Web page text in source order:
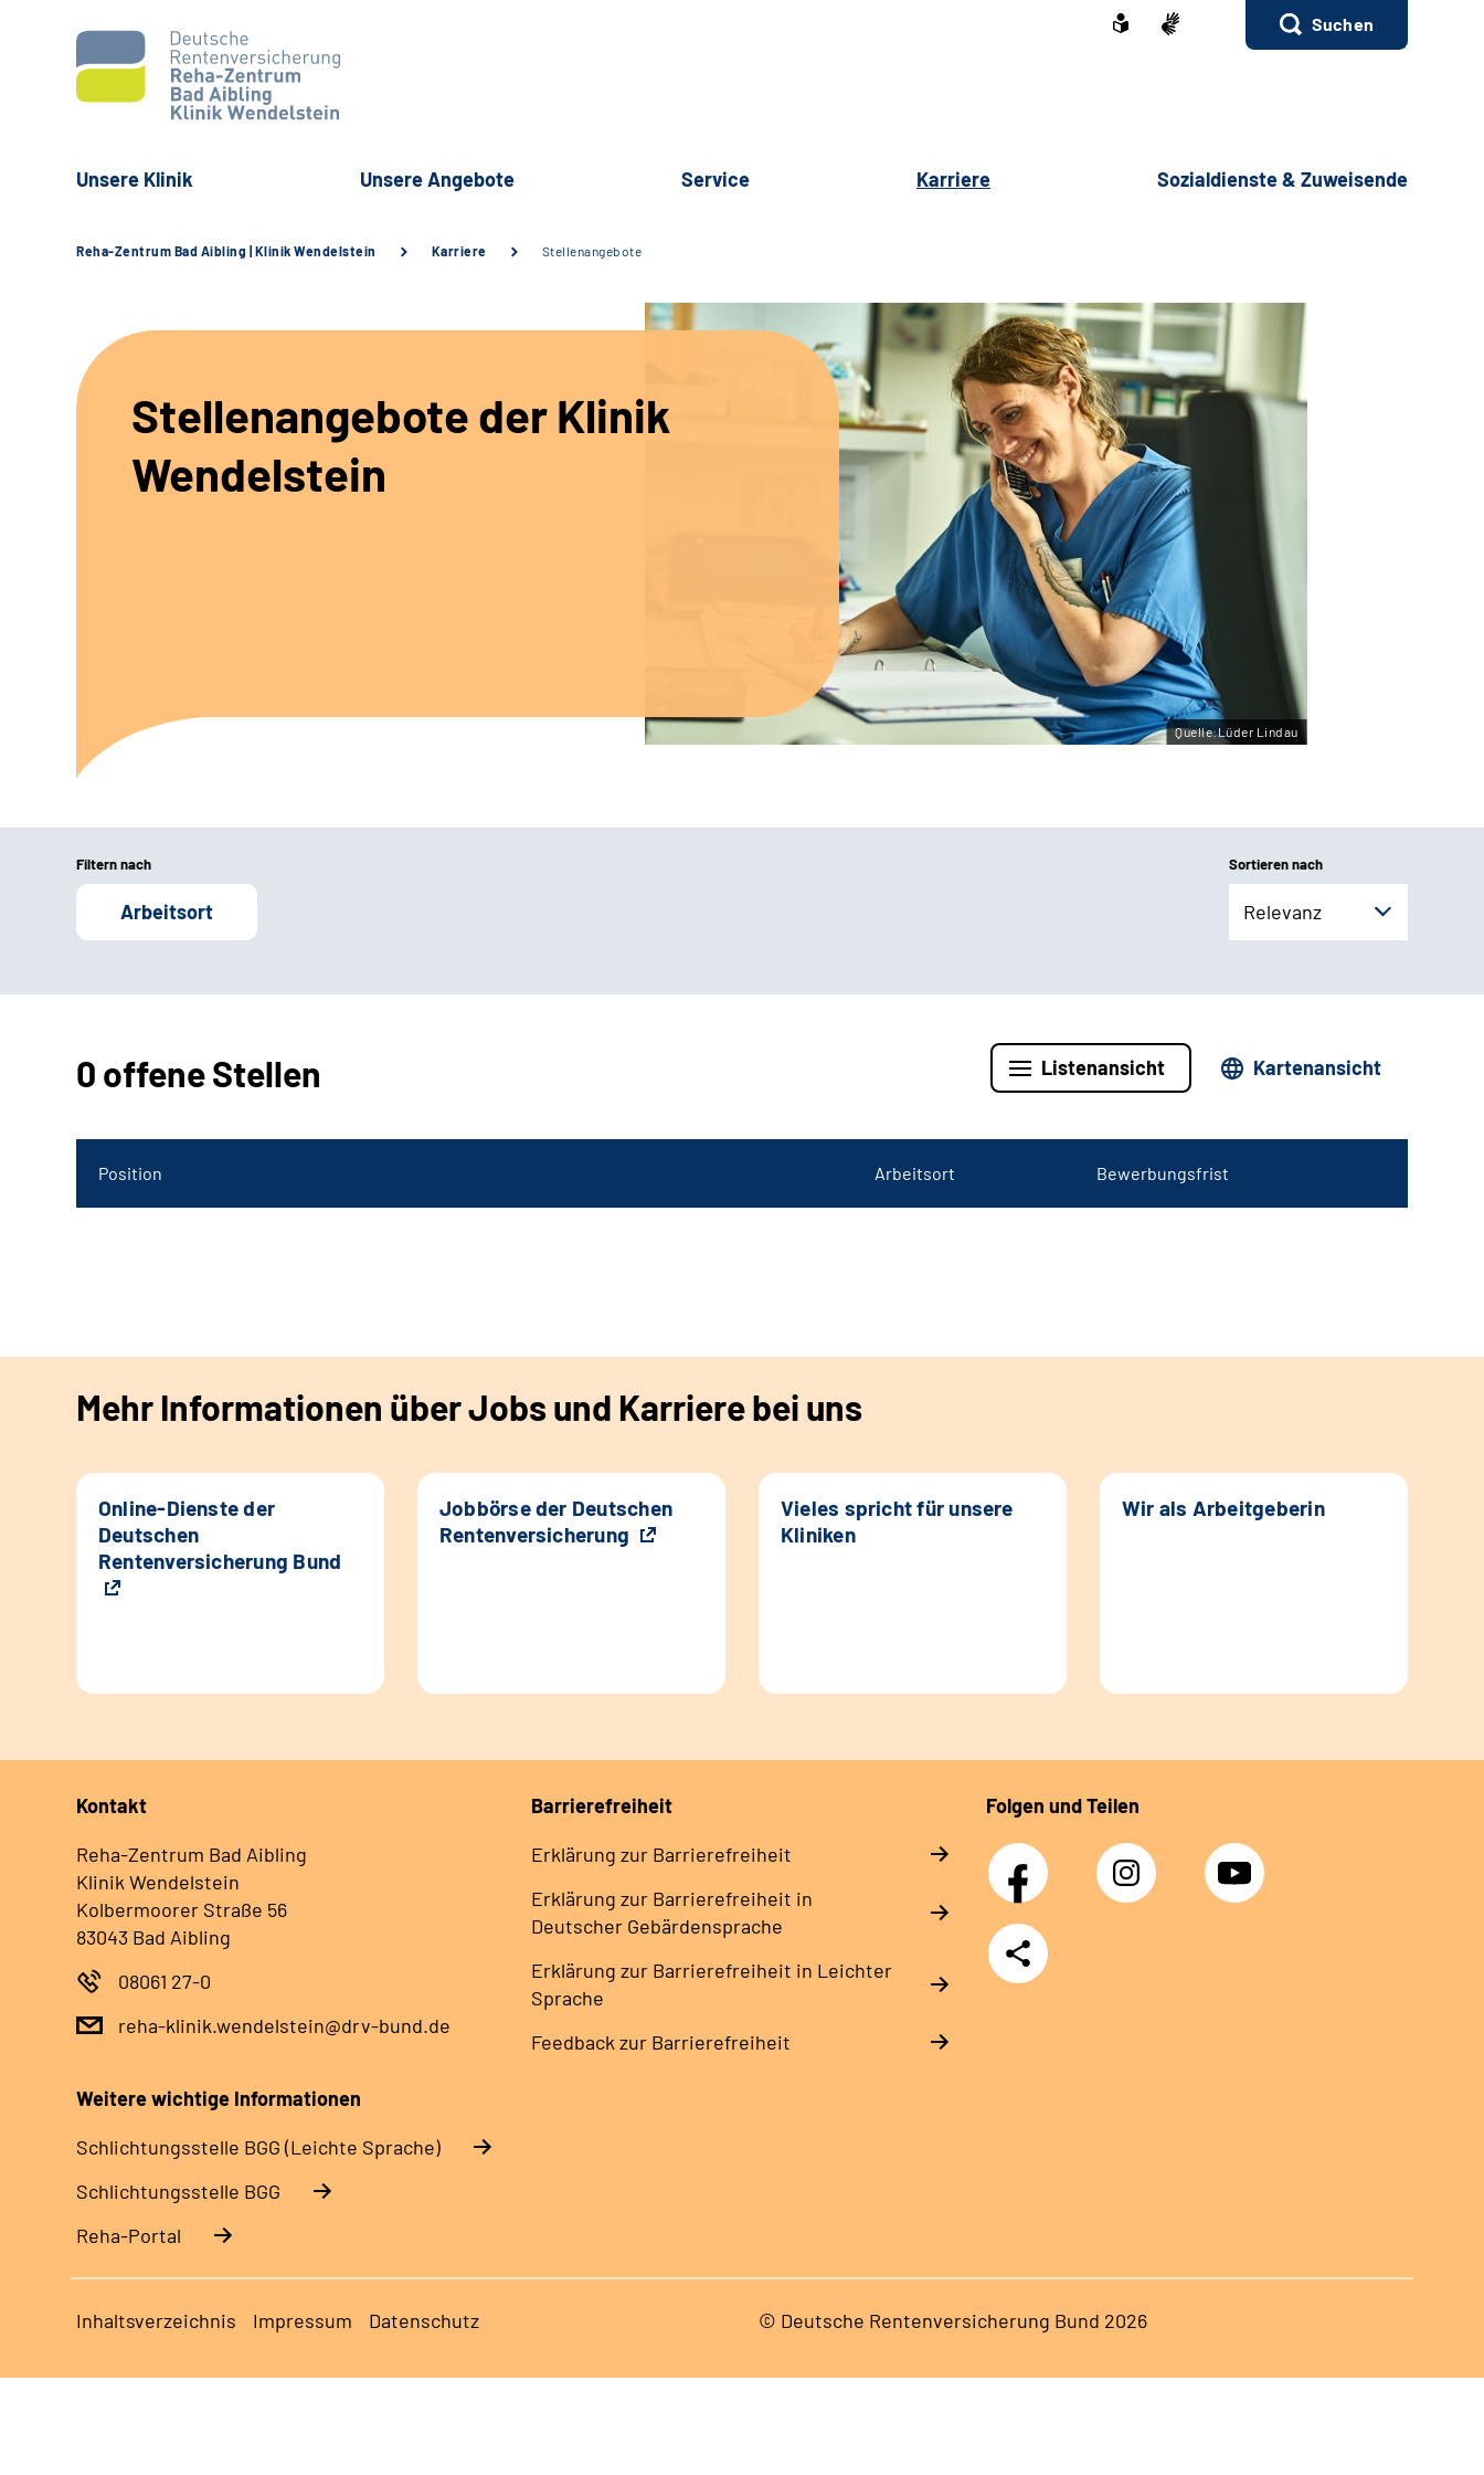
Suchen
Unsere Klinik Unsere Angebote Service Karriere Sozialdienste & Zuweisende
Reha-Zentrum Bad Aibling | Klinik Wendelstein Karriere Stellenangebote
Stellenangebote der Klinik
Wendelstein
Quelle:Lüder Lindau
Filtern nach
Arbeitsort
Sortieren nach
Relevanz
0 offene Stellen Listenansicht Kartenansicht
Position Arbeitsort Bewerbungsfrist
Mehr Informationen über Jobs und Karriere bei uns
Online-Dienste der
Deutschen
Rentenversicherung Bund
Jobbörse der Deutschen
Rentenversicherung
Vieles spricht für unsere
Kliniken
Wir als Arbeitgeberin
Kontakt
Reha-Zentrum Bad Aibling
Klinik Wendelstein
Kolbermoorer Straße 56
83043 Bad Aibling
08061 27-0
reha-klinik.wendelstein@drv-bund.de
Barrierefreiheit
Erklärung zur Barrierefreiheit
Erklärung zur Barrierefreiheit in
Deutscher Gebärdensprache
Erklärung zur Barrierefreiheit in Leichter
Sprache
Feedback zur Barrierefreiheit
Folgen und Teilen
Facebook Instagram YouTube
Teilen
Weitere wichtige Informationen
Schlich­tungs­stel­le BGG (Leichte Sprache)
Schlich­tungs­stel­le BGG
Reha-Portal
Inhaltsverzeichnis Impressum Datenschutz © Deutsche Rentenversicherung Bund 2026